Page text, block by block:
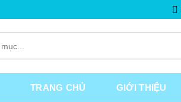
TRANG CHỦ GIỚI THIỆU